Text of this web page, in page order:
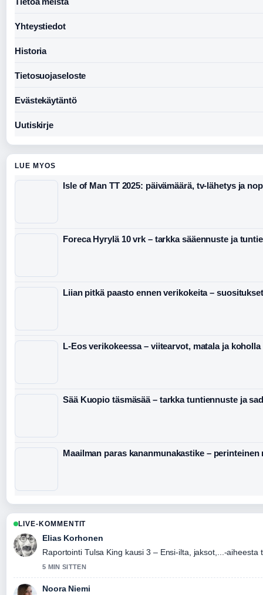
Yhteystiedot
Historia
Tietosuojaseloste
Evästekäytäntö
Uutiskirje
LUE MYOS
Isle of Man TT 2025: päivämäärä, tv-lähetys ja
Foreca Hyrylä 10 vrk – tarkka sääennuste ja
Liian pitkä paasto ennen verikokeita –
L-Eos verikokeessa – viitearvot, matala ja
Sää Kuopio täsmäsää – tarkka tuntiennuste ja
Maailman paras kananmunakastike – perinteinen
LIVE-KOMMENTIT
Elias Korhonen
Raportointi Tulsa King kausi 3 – Ensi-ilta, jaksot,...-
5 MIN SITTEN
Noora Niemi